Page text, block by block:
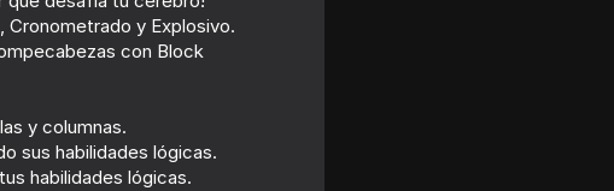
Cronometrado y Explosivo.
con Block
y columnas.
sus habilidades lógicas.
habilidades lógicas.